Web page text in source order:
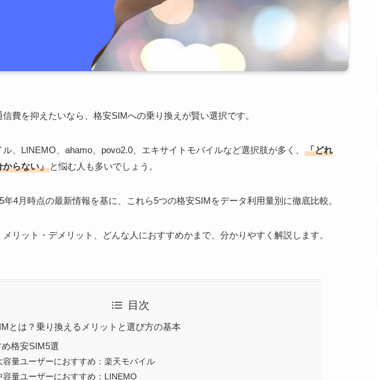
費を抑えたいなら、格安SIMへの乗り換えが賢い選択です。
、LINEMO、ahamo、povo2.0、エキサイトモバイルなど選択肢が多く、
「どれ
からない」 と悩む人も多いでしょう。
年4月時点の最新情報を基に、これら5つの格安SIMをデータ利用量別に徹底比較。
リット・デメリット、どんな人におすすめかまで、分かりやすく解説します。
目次
とは？乗り換えるメリットと選び方の基本
格安SIM5選
容量ユーザーにおすすめ：楽天モバイル
容量ユーザーにおすすめ：LINEMO